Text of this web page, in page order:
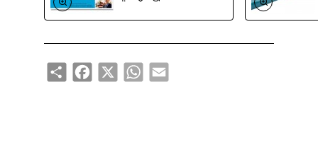
Share Facebook
X WhatsApp
Email